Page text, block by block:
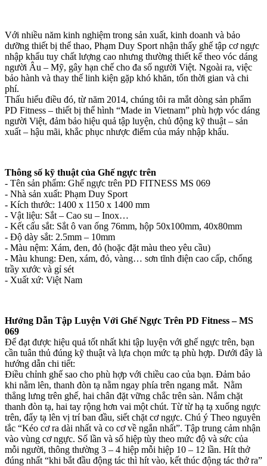
Với nhiều năm kinh nghiệm trong sản xuất, kinh doanh và bảo
dưỡng thiết bị thể thao, Phạm Duy Sport nhận thấy ghế tập cơ ngực
nhập khẩu tuy chất lượng cao nhưng thường thiết kế theo vóc dáng
người Âu – Mỹ, gây hạn chế cho đa số người Việt. Ngoài ra, việc
bảo hành và thay thế linh kiện gặp khó khăn, tốn thời gian và chi
phí.
Thấu hiểu điều đó, từ năm 2014, chúng tôi ra mắt dòng sản phẩm
PD Fitness – thiết bị thể hình “Made in Vietnam” phù hợp vóc dáng
người Việt, đảm bảo hiệu quả tập luyện, chủ động kỹ thuật – sản
xuất – hậu mãi, khắc phục nhược điểm của máy nhập khẩu.
Thông số kỹ thuật của Ghế ngực trên
- Tên sản phẩm: Ghế ngực trên PD FITNESS MS 069
- Nhà sản xuất: Phạm Duy Sport
- Kích thước: 1400 x 1150 x 1400 mm
- Vật liệu: Sắt – Cao su – Inox…
- Kết cấu sắt: Sắt ô van ống 76mm, hộp 50x100mm, 40x80mm
- Độ dày sắt: 2.5mm – 10mm
- Màu nệm: Xám, đen, đỏ (hoặc đặt màu theo yêu cầu)
- Màu khung: Đen, xám, đỏ, vàng… sơn tĩnh điện cao cấp, chống
trầy xước và gỉ sét
- Xuất xứ: Việt Nam
Hướng Dẫn Tập Luyện Với Ghế Ngực Trên PD Fitness – MS
069
Để đạt được hiệu quả tốt nhất khi tập luyện với ghế ngực trên, bạn
cần tuân thủ đúng kỹ thuật và lựa chọn mức tạ phù hợp. Dưới đây là
hướng dẫn chi tiết:
Điều chỉnh ghế sao cho phù hợp với chiều cao của bạn. Đảm bảo
khi nằm lên, thanh đòn tạ nằm ngay phía trên ngang mắt. Nằm
thẳng lưng trên ghế, hai chân đặt vững chắc trên sàn. Nắm chặt
thanh đòn tạ, hai tay rộng hơn vai một chút. Từ từ hạ tạ xuống ngực
trên, đẩy tạ lên vị trí ban đầu, siết chặt cơ ngực. Chú ý Theo nguyên
tắc “Kéo cơ ra dài nhất và co cơ về ngắn nhất”. Tập trung cảm nhận
vào vùng cơ ngực. Số lần và số hiệp tùy theo mức độ và sức của
mỗi người, thông thường 3 – 4 hiệp mỗi hiệp 10 – 12 lần. Hít thở
đúng nhất “khi bắt đầu động tác thì hít vào, kết thúc động tác thở ra”